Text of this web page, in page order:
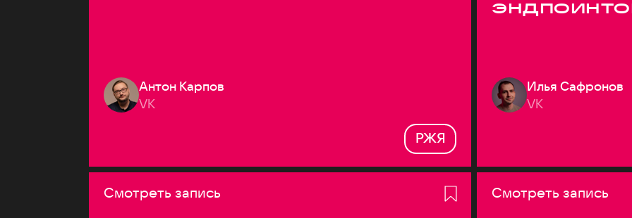
Антон Карпов
VK
РЖЯ
Илья Сафронов
VK
Смотреть запись
Смотреть запись